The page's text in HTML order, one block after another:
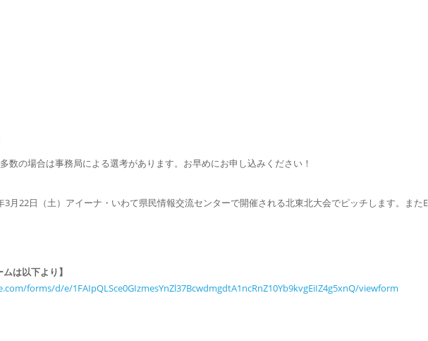
数の場合は事務局による選考があります。お早めにお申し込みください！
3月22日（土）アイーナ・いわて県民情報交流センターで開催される北東北大会でピッチします。また
は以下より】
forms/d/e/1FAIpQLSce0GIzmesYnZl37BcwdmgdtA1ncRnZ10Yb9kvgEiIZ4g5xnQ/viewform